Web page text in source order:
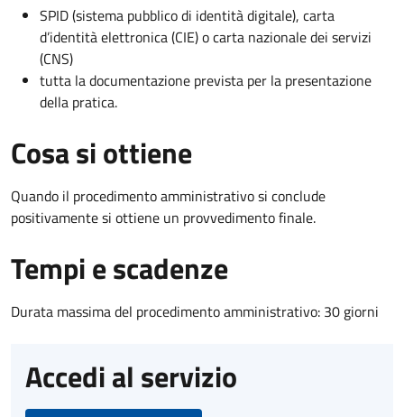
SPID (sistema pubblico di identità digitale), carta
d’identità elettronica (CIE) o carta nazionale dei servizi
(CNS)
tutta la documentazione prevista per la presentazione
della pratica.
Cosa si ottiene
Quando il procedimento amministrativo si conclude
positivamente si ottiene un provvedimento finale.
Tempi e scadenze
Durata massima del procedimento amministrativo: 30 giorni
Accedi al servizio